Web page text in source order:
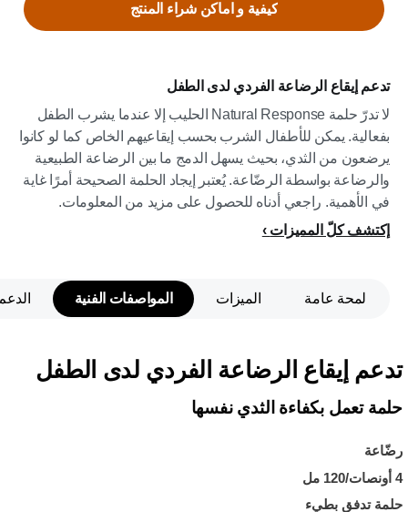
تدعم إيقاع الرضاعة الفردي لدى الطفل
لا تدرّ حلمة Natural Response الحليب إلا عندما يشرب الطفل
بفعالية. يمكن للأطفال الشرب بحسب إيقاعيهم الخاص كما لو كانوا
يرضعون من الثدي، بحيث يسهل الدمج ما بين الرضاعة الطبيعية
والرضاعة بواسطة الرضّاعة. يُعتبر إيجاد الحلمة الصحيحة أمرًا غاية
في الأهمية. راجعي أدناه للحصول على مزيد من المعلومات.
إكتشف كلّ المميزات
كيفية و اماكن شراء المنتج
لمحة عامة الميزات المواصفات الفنية
تدعم إيقاع الرضاعة الفردي لدى الطفل
حلمة تعمل بكفاءة الثدي نفسها
رضّاعة
4 أونصات/120 مل
حلمة تدفق بطيء